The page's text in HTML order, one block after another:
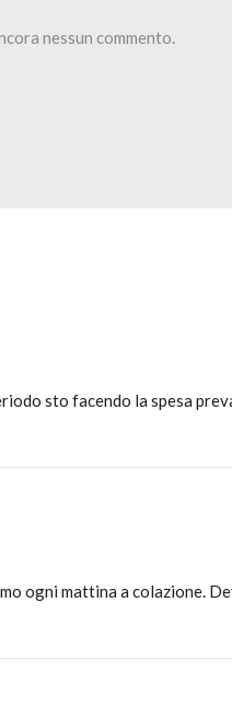
nessun commento.
sto facendo la spesa
ogni mattina a colazione.